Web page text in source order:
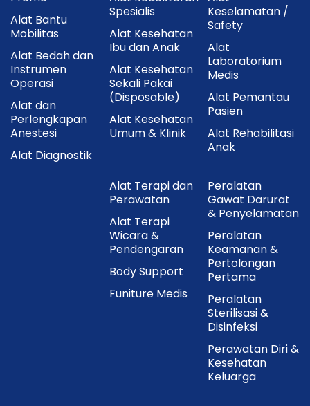
Hindari paparan sinar matahari langsung.
Tutup botol segera setelah mengambil strip.
Jangan gunakan strip yang telah kedaluwarsa
atau apabila kemasan rusak.
Keunggulan Utama
FAMILY DR Strip Kolesterol memberikan solusi praktis
untuk pemantauan kadar kolesterol secara mandiri.
Dengan teknologi biosensor yang akurat,
penggunaan yang mudah, dan hasil yang cepat, strip
ini membantu pengguna melakukan pemeriksaan
rutin tanpa harus selalu datang ke laboratorium.
Sangat cocok bagi individu yang ingin memantau
kesehatan jantung maupun pasien yang menjalani
Alat Bantu
Mobilitas
Alat Bedah dan
Instrumen
Operasi
Alat dan
Perlengkapan
Anestesi
Alat Diagnostik
Spesialis
Alat Kesehatan
Ibu dan Anak
Alat Kesehatan
Sekali Pakai
(Disposable)
Alat Kesehatan
Umum & Klinik
Keselamatan /
Safety
Alat
Laboratorium
Medis
Alat Pemantau
Pasien
Alat Rehabilitasi
Anak
Alat Terapi dan
Perawatan
Alat Terapi
Wicara &
Pendengaran
Body Support
Funiture Medis
Peralatan
Gawat Darurat
& Penyelamatan
Peralatan
Keamanan &
Pertolongan
Pertama
Peralatan
Sterilisasi &
Disinfeksi
Perawatan Diri &
Kesehatan
Keluarga